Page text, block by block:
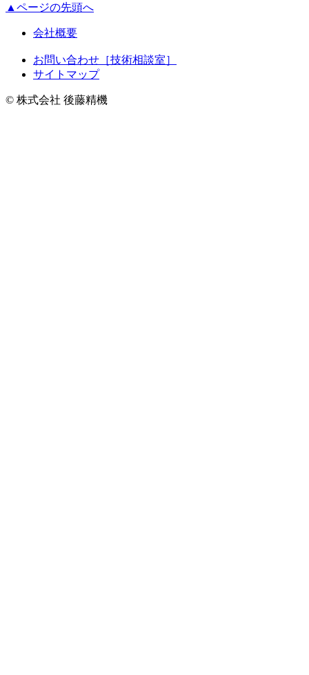
▲ページの先頭へ
会社概要
お問い合わせ［技術相談室］
サイトマップ
© 株式会社 後藤精機